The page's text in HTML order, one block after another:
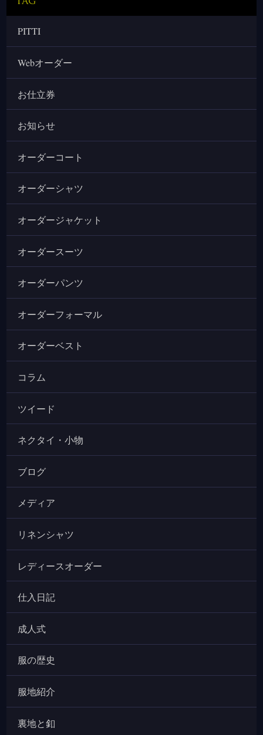
PITTI
Webオーダー
お仕立券
お知らせ
オーダーコート
オーダーシャツ
オーダージャケット
オーダースーツ
オーダーパンツ
オーダーフォーマル
オーダーベスト
コラム
ツイード
ネクタイ・小物
ブログ
メディア
リネンシャツ
レディースオーダー
仕入日記
成人式
服の歴史
服地紹介
裏地と釦